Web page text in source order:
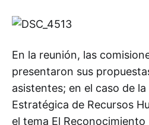
En la reunión, las
presentaron sus
asistentes; en el caso de
Estratégica de Recursos
el tema El